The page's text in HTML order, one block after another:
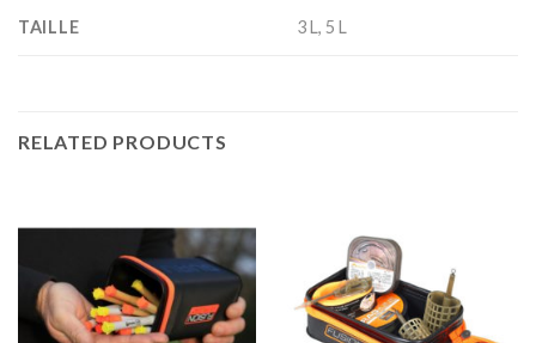
TAILLE 3 L, 5 L
RELATED PRODUCTS